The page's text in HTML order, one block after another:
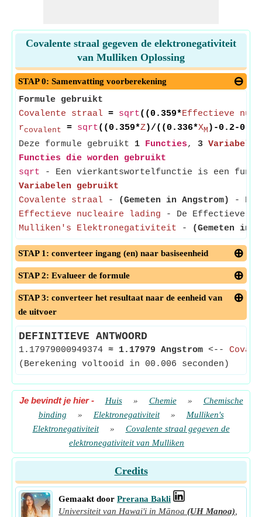
Covalente straal gegeven de elektronegativiteit
van Mulliken Oplossing
STAP 0: Samenvatting voorberekening
Formule gebruikt
Covalente straal = sqrt((0.359*Effectieve
rcovalent = sqrt((0.359*Z)/((0.336*XM )-0.2-
Deze formule gebruikt 1 Functies, 3 Variabelen
Functies die worden gebruikt
sqrt - Een vierkantswortelfunctie is een
Variabelen gebruikt
Covalente straal - (Gemeten in Angstrom)
- De
Effectieve nucleaire lading - De Effectieve
Mulliken's Elektronegativiteit - (Gemeten in
STAP 1: converteer ingang (en) naar basiseenheid
STAP 2: Evalueer de formule
STAP 3: converteer het resultaat naar de eenheid van
de uitvoer
DEFINITIEVE ANTWOORD
1.17979000949374 ≈ 1.17979 Angstrom <--
(Berekening voltooid in 00.006 seconden)
Je bevindt je hier- Huis » Chemie »
Chemische
binding
» Elektronegativiteit »
Mulliken's
Elektronegativiteit
»
Covalente straal gegeven de
elektronegativiteit van Mulliken
Credits
Gemaakt door Prerana Bakli
Universiteit van Hawai'i in Mānoa (UH Manoa)